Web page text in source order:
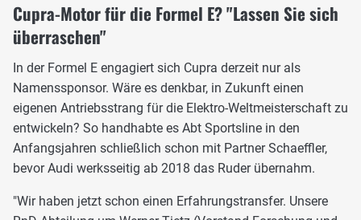
Cupra-Motor für die Formel E? "Lassen Sie sich
überraschen"
In der Formel E engagiert sich Cupra derzeit nur als
Namenssponsor. Wäre es denkbar, in Zukunft einen
eigenen Antriebsstrang für die Elektro-Weltmeisterschaft zu
entwickeln? So handhabte es Abt Sportsline in den
Anfangsjahren schließlich schon mit Partner Schaeffler,
bevor Audi werksseitig ab 2018 das Ruder übernahm.
"Wir haben jetzt schon einen Erfahrungstransfer. Unsere